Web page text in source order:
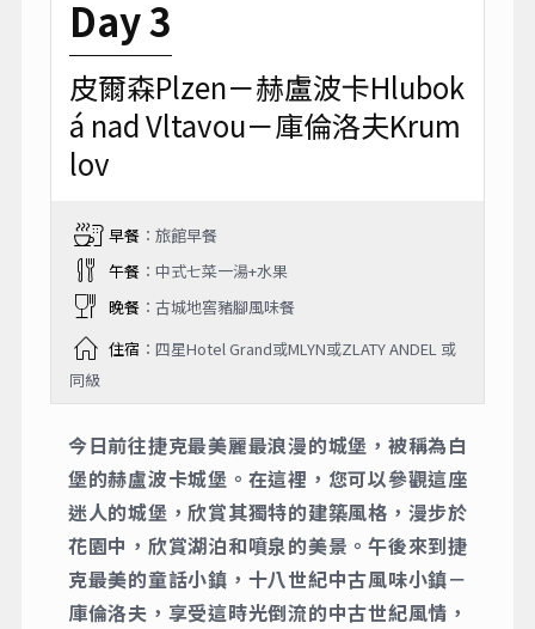
Day 3
皮爾森Plzen－赫盧波卡Hlubok
á nad Vltavou－庫倫洛夫Krum
lov
早餐：旅館早餐
午餐：中式七菜一湯+水果
晚餐：古城地窖豬腳風味餐
住宿 ：四星Hotel Grand或MLYN或ZLATY ANDEL 或
同級
今日前往捷克最美麗最浪漫的城堡，被稱為白
堡的赫盧波卡城堡。在這裡，您可以參觀這座
迷人的城堡，欣賞其獨特的建築風格，漫步於
花園中，欣賞湖泊和噴泉的美景。午後來到捷
克最美的童話小鎮，十八世紀中古風味小鎮－
庫倫洛夫，享受這時光倒流的中古世紀風情，